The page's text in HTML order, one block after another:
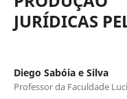
JURÍDICAS
Diego Sabóia e Silva
Professor da Faculdade